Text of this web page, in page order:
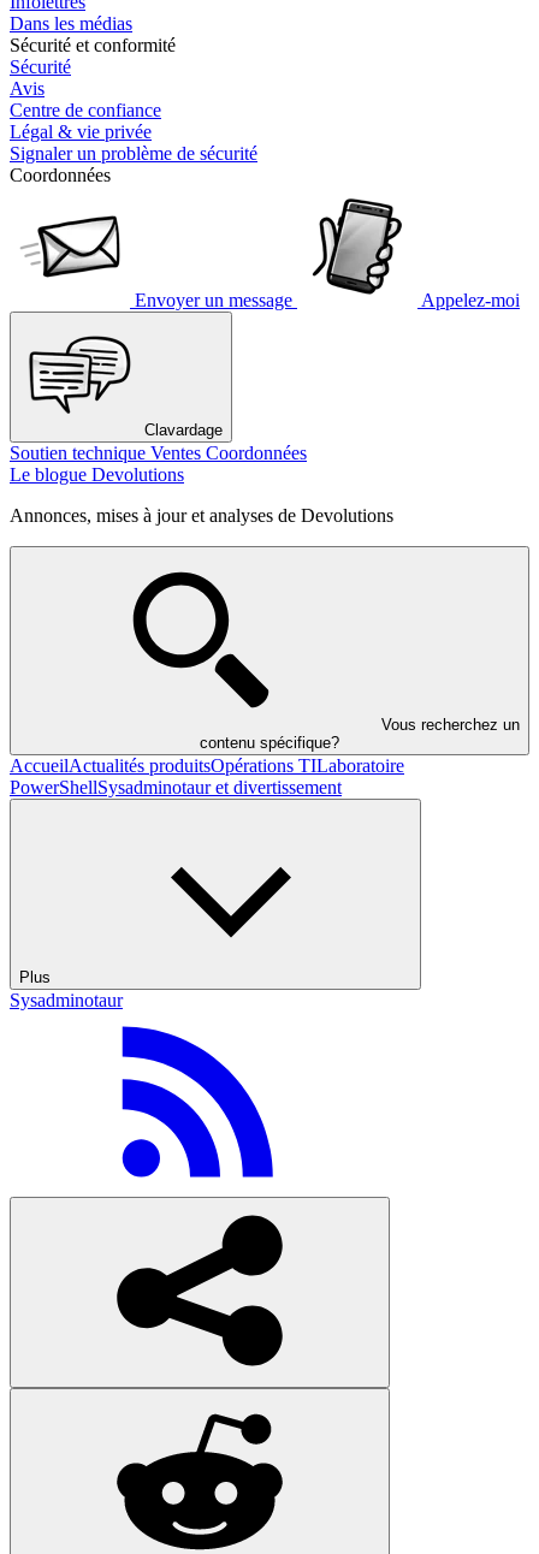
Dans les médias
Sécurité et conformité
Sécurité
Avis
Centre de confiance
Légal & vie privée
Signaler un problème de sécurité
Coordonnées
Envoyer un message Appelez-moi
Clavardage
Soutien technique Ventes Coordonnées
Le blogue Devolutions
Annonces, mises à jour et analyses de Devolutions
Vous recherchez un
contenu spécifique?
AccueilActualités produitsOpérations TILaboratoire
PowerShellSysadminotaur et divertissement
Plus
Sysadminotaur